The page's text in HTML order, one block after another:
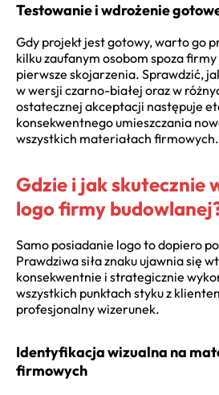
Testowanie i wdrożenie
Gdy projekt jest gotowy, warto go
kilku zaufanym osobom spoza
pierwsze skojarzenia. Sprawdzić,
w wersji czarno-białej oraz w
ostatecznej akceptacji następuje
konsekwentnego umieszczania
wszystkich materiałach firmowych.
Gdzie i jak skutecznie
logo firmy
Samo posiadanie logo to dopiero
Prawdziwa siła znaku ujawnia się
konsekwentnie i strategicznie
wszystkich punktach styku z
profesjonalny wizerunek.
Identyfikacja wizualna na
firmowych